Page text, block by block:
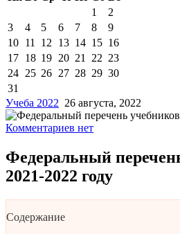
1
2
3
4 5 6 7 8
9
10 11 12 13 14 15 16
17 18 19 20 21 22 23
24 25 26 27 28 29 30
31
Учеба 2022 26 августа, 2022
Комментариев нет
Федеральный
2021-2022 году
Содержание